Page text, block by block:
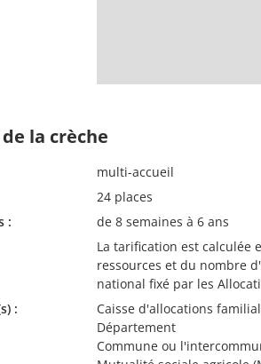
la crèche
multi-accueil
24 places
:
de 8 semaines à 6 ans
La tarification est calculée
ressources et du nombre
national fixé par les
:
Caisse d'allocations
Département
Commune ou